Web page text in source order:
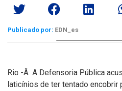
Publicado por: EDN_es
Rio -Â A Defensoria Pública
laticí­nios de ter tentado encobrir